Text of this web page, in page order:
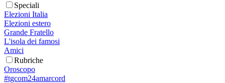
Speciali
Elezioni Italia
Elezioni estero
Grande Fratello
L'isola dei famosi
Amici
Rubriche
Oroscopo
#tgcom24amarcord